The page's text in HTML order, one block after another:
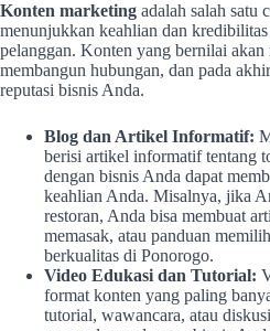
Konten marketing adalah salah satu
menunjukkan keahlian dan
pelanggan. Konten yang bernilai akan
membangun hubungan, dan pada
reputasi bisnis Anda.
Blog dan Artikel Informatif:
berisi artikel informatif tentang
dengan bisnis Anda dapat
keahlian Anda. Misalnya, jika
restoran, Anda bisa membuat
memasak, atau panduan
berkualitas di Ponorogo.
Video Edukasi dan Tutorial:
format konten yang paling
tutorial, wawancara, atau